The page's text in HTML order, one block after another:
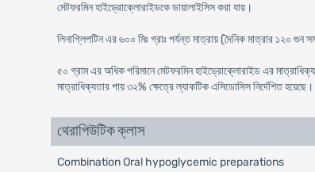
মেটফরমিন হাইড্রোক্লোরাইডকে ডায়ালাইসিস করা যায়।
লিনাগ্লিপটিন এর ৬০০ মিঃ গ্রাঃ পর্যন্ত মাত্রায় (দৈনিক মাত্রার ১২০ গুন
৫০ গ্রাম এর অধিক পরিমানে মেটফরমিন হাইড্রোক্লোরাইড এর
মাত্রাধিক্যতার পায় ৩২% ক্ষেত্রে ল্যাকটিক এসিডোসিস নির্দেশিত হয়েছে।
থেরাপিউটিক ক্লাস
Combination Oral hypoglycemic preparations